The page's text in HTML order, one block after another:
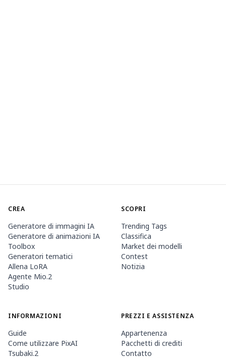
CREA
Generatore di immagini IA
Generatore di animazioni IA
Toolbox
Generatori tematici
Allena LoRA
Agente Mio.2
Studio
SCOPRI
Trending Tags
Classifica
Market dei modelli
Contest
Notizia
INFORMAZIONI
Guide
Come utilizzare PixAI
Tsubaki.2
PREZZI E ASSISTENZA
Appartenenza
Pacchetti di crediti
Contatto